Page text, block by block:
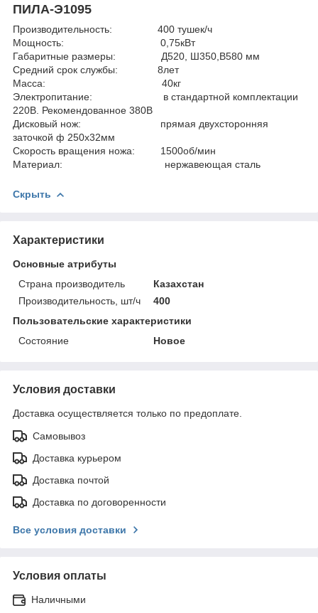
ПИЛА-Э1095
Производительность: 400 тушек/ч
Мощность: 0,75кВт
Габаритные размеры: Д520, Ш350,В580 мм
Средний срок службы: 8лет
Масса: 40кг
Электропитание: в стандартной комплектации
220В. Рекомендованное 380В
Дисковый нож: прямая двухсторонняя
заточкой ф 250х32мм
Скорость вращения ножа: 1500об/мин
Материал: нержавеющая сталь
Скрыть
Характеристики
Основные атрибуты
Страна производитель
Казахстан
Производительность, шт/ч
400
Пользовательские характеристики
Состояние
Новое
Условия доставки
Доставка осуществляется только по предоплате.
Самовывоз
Доставка курьером
Доставка почтой
Доставка по договоренности
Все условия доставки
Условия оплаты
Наличными